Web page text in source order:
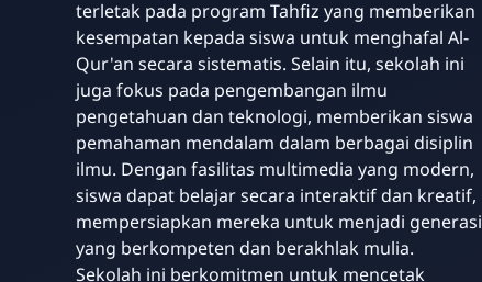
terletak pada program Tahfiz yang memberikan
kesempatan kepada siswa untuk menghafal Al-
Qur'an secara sistematis. Selain itu, sekolah ini
juga fokus pada pengembangan ilmu
pengetahuan dan teknologi, memberikan siswa
pemahaman mendalam dalam berbagai disiplin
ilmu. Dengan fasilitas multimedia yang modern,
siswa dapat belajar secara interaktif dan kreatif,
mempersiapkan mereka untuk menjadi generasi
yang berkompeten dan berakhlak mulia.
Sekolah ini berkomitmen untuk mencetak